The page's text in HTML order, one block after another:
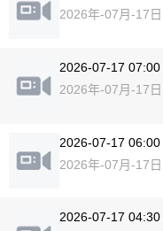
2026年-07月-17日
2026-07-17
2026年-07月-17日
2026-07-17 06:00
2026年-07月-17日
2026-07-17 04:30